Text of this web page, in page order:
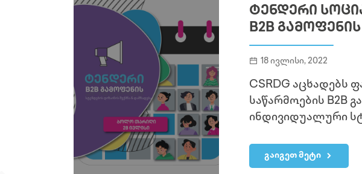
ᲢᲔᲜᲓᲔᲠᲘ
B2B
18 ივლისი, 2022
CSRDG აცხადებს
საწარმოების B2B
ინდივიდუალური
გაიგეთ მეტი